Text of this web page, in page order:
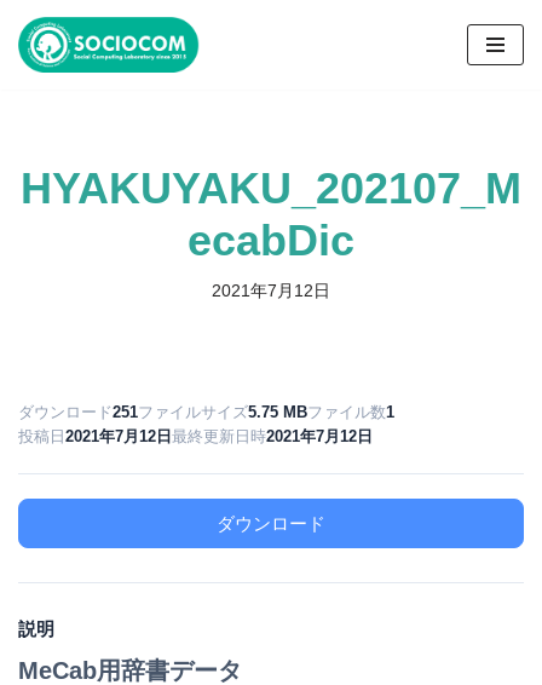
コ
ツ
へ
HYAKUYAKU_202107_M
ecabDic
2021年7月12日
ダウンロード251ファイルサイズ5.75 MBファイル数1
投稿日2021年7月12日最終更新日時2021年7月12日
ダウンロード
説明
MeCab用辞書データ